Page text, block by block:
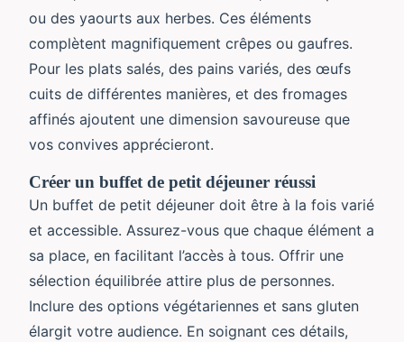
ou des yaourts aux herbes. Ces éléments
complètent magnifiquement crêpes ou gaufres.
Pour les plats salés, des pains variés, des œufs
cuits de différentes manières, et des fromages
affinés ajoutent une dimension savoureuse que
vos convives apprécieront.
Créer un buffet de petit déjeuner réussi
Un buffet de petit déjeuner doit être à la fois varié
et accessible. Assurez-vous que chaque élément a
sa place, en facilitant l’accès à tous. Offrir une
sélection équilibrée attire plus de personnes.
Inclure des options végétariennes et sans gluten
élargit votre audience. En soignant ces détails,